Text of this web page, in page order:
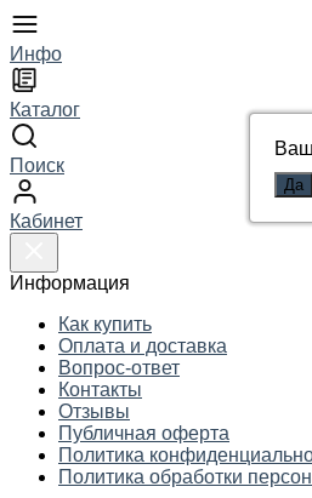
Инфо
Каталог
Поиск
Кабинет
Информация
Как купить
Оплата и доставка
Вопрос-ответ
Контакты
Отзывы
Публичная оферта
Политика
Политика обработки